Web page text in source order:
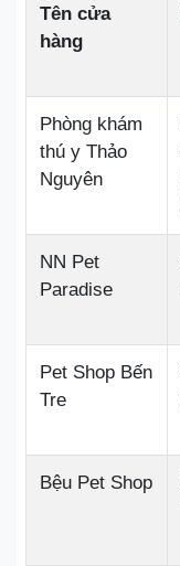
Tên cửa
hàng
Phòng khám
thú y Thảo
Nguyên
NN Pet
Paradise
Pet Shop Bến
Tre
Bệu Pet Shop